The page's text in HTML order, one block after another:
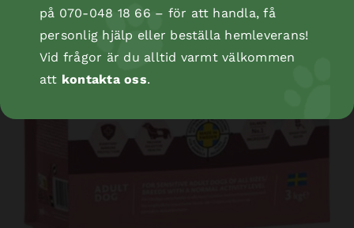
på 070-048 18 66 – för att handla, få
personlig hjälp eller beställa hemleverans!
Vid frågor är du alltid varmt välkommen
att kontakta oss.